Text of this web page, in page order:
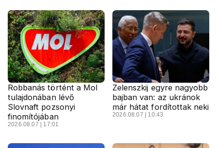
Robbanás történt a Mol
tulajdonában lévő
Slovnaft pozsonyi
finomítójában
2026.08.07 | 17:01
Zelenszkij egyre nagyobb
bajban van: az ukránok
már hátat fordítottak neki
2026.08.07 | 10:43